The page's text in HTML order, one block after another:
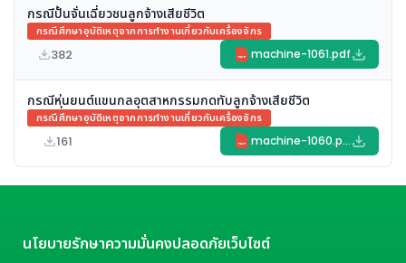
กรณีปั้นจั่นเฉี่ยวชนลูกจ้างเสียชีวิต
กรณีศึกษาอุบัติเหตุจากการทำงานเกี่ยวกับเครื่องจักร
382 PDF machine-1061.pdf
กรณีหุ่นยนต์แขนกลอุตสาหกรรมกดทับลูกจ้างเสียชีวิต
กรณีศึกษาอุบัติเหตุจากการทำงานเกี่ยวกับเครื่องจักร
161 PDF machine-1060.pdf
นโยบายรักษาความมั่นคงปลอดภัยเว็บไซต์